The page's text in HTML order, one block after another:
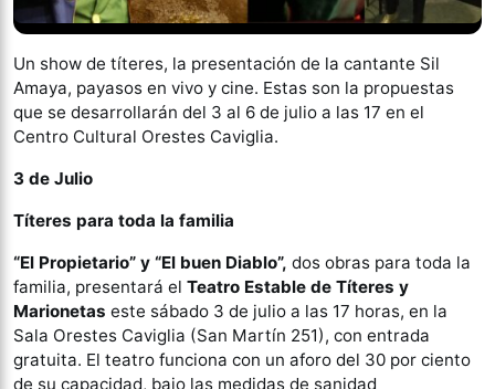
Un show de títeres, la presentación de la cantante Sil
Amaya, payasos en vivo y cine. Estas son la propuestas
que se desarrollarán del 3 al 6 de julio a las 17 en el
Centro Cultural Orestes Caviglia.
3 de Julio
Títeres para toda la familia
“El Propietario” y “El buen Diablo”, dos obras para toda la
familia, presentará el Teatro Estable de Títeres y
Marionetas este sábado 3 de julio a las 17 horas, en la
Sala Orestes Caviglia (San Martín 251), con entrada
gratuita. El teatro funciona con un aforo del 30 por ciento
de su capacidad, bajo las medidas de sanidad